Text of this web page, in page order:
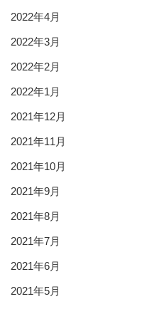
2022年4月
2022年3月
2022年2月
2022年1月
2021年12月
2021年11月
2021年10月
2021年9月
2021年8月
2021年7月
2021年6月
2021年5月